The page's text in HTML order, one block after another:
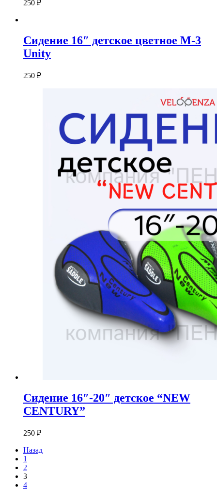
250 ₽
Сидение 16″ детское цветное М-3
Unity
250 ₽
Сидение 16″-20″ детское “NEW
CENTURY”
250 ₽
Назад
1
2
3
4